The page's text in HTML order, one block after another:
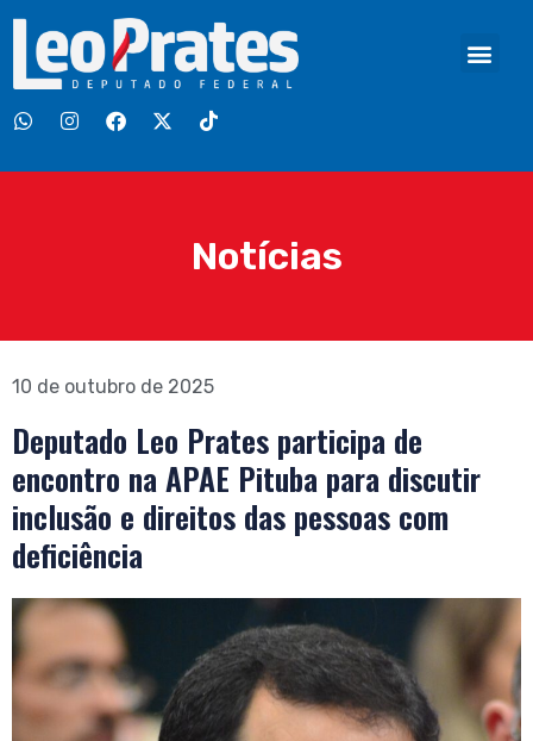
Notícias
10 de outubro de 2025
Deputado Leo Prates participa de
encontro na APAE Pituba para discutir
inclusão e direitos das pessoas com
deficiência